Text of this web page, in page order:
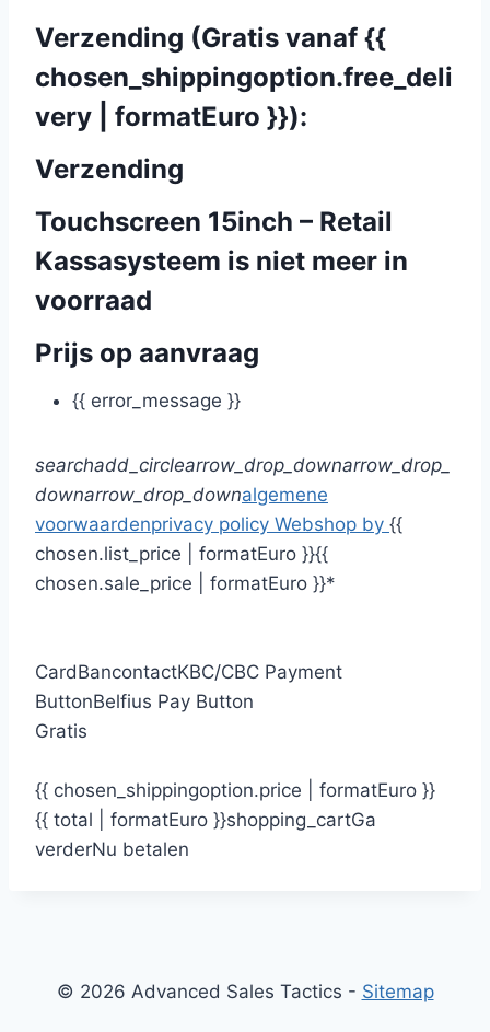
Verzending (Gratis vanaf {{
chosen_shippingoption.free_deli
very | formatEuro }}):
Verzending
Touchscreen 15inch – Retail
Kassasysteem is niet meer in
voorraad
Prijs op aanvraag
{{ error_message }}
searchadd_circlearrow_drop_downarrow_drop_
downarrow_drop_downalgemene
voorwaardenprivacy policy Webshop by {{
chosen.list_price | formatEuro }}{{
chosen.sale_price | formatEuro }}*
CardBancontactKBC/CBC Payment
ButtonBelfius Pay Button
Gratis
{{ chosen_shippingoption.price | formatEuro }}
{{ total | formatEuro }}shopping_cartGa
verderNu betalen
© 2026 Advanced Sales Tactics - Sitemap